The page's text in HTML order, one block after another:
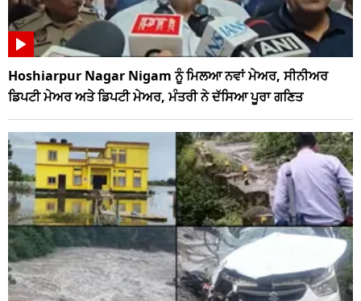
Hoshiarpur Nagar Nigam ਨੂੰ ਮਿਲਆ ਨਵਾਂ ਮੇਅਰ, ਸੀਨੀਅਰ
ਡਿਪਟੀ ਮੇਅਰ ਅਤੇ ਡਿਪਟੀ ਮੇਅਰ, ਮੰਤਰੀ ਨੇ ਦੱਸਿਆ ਪੂਰਾ ਗਣਿਤ